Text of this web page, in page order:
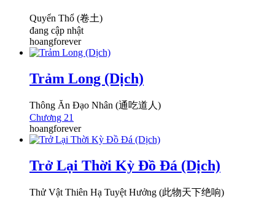
Quyển Thổ (卷土)
đang cập nhật
hoangforever
Trảm Long (Dịch)
Thông Ăn Đạo Nhân (通吃道人)
Chương 21
hoangforever
Trở Lại Thời Kỳ Đồ Đá (Dịch)
Thử Vật Thiên Hạ Tuyệt Hưởng (此物天下绝响)